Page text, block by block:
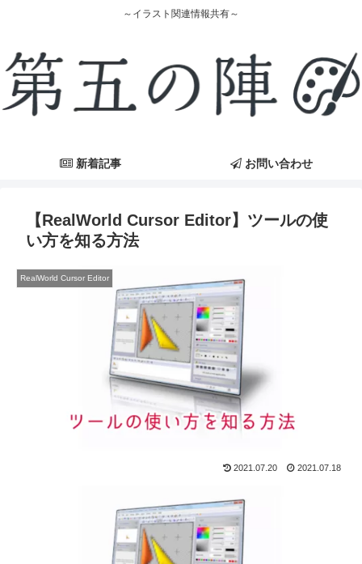
～イラスト関連情報共有～
新着記事 お問い合わせ
【RealWorld Cursor Editor】ツールの使
い方を知る方法
RealWorld Cursor Editor
2021.07.20 2021.07.18